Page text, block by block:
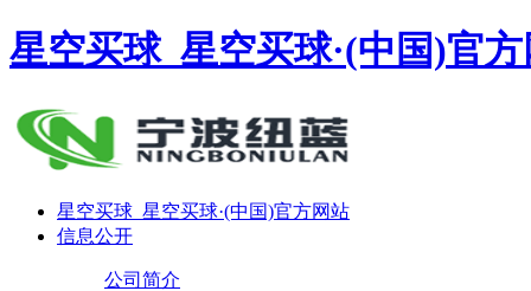
星空买球_星空买球·(中国)官
星空买球_星空买球·(中国)官方网站
信息公开
公司简介